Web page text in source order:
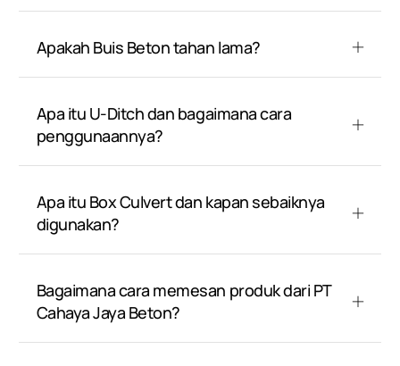
Apakah Buis Beton tahan lama?
Apa itu U-Ditch dan bagaimana cara
penggunaannya?
Apa itu Box Culvert dan kapan sebaiknya
digunakan?
Bagaimana cara memesan produk dari PT
Cahaya Jaya Beton?